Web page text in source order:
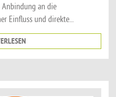
an die
Einfluss und direkte...